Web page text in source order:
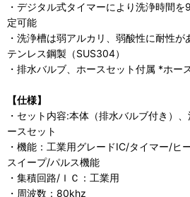
・デジタル式タイマーにより洗浄時間
定可能
・洗浄槽は弱アルカリ、弱酸性に耐性
テンレス鋼製（SUS304）
・排水バルブ、ホースセット付属 *ホ
【仕様】
・セット内容:本体（排水バルブ付き）
ースセット
・機能：工業用グレードIC/タイマー/ヒ
スイープ/パルス機能
・集積回路/ＩＣ：工業用
・周波数：80khz